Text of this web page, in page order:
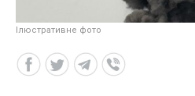
Ілюстративне фото